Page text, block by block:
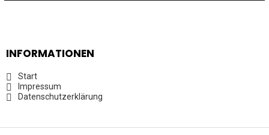
INFORMATIONEN
Start
Impressum
Datenschutzerklärung